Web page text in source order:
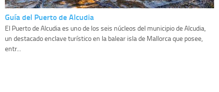
Guía del Puerto de Alcudia
El Puerto de Alcudia es uno de los seis núcleos del municipio de Alcudia,
un destacado enclave turístico en la balear isla de Mallorca que posee,
entr...